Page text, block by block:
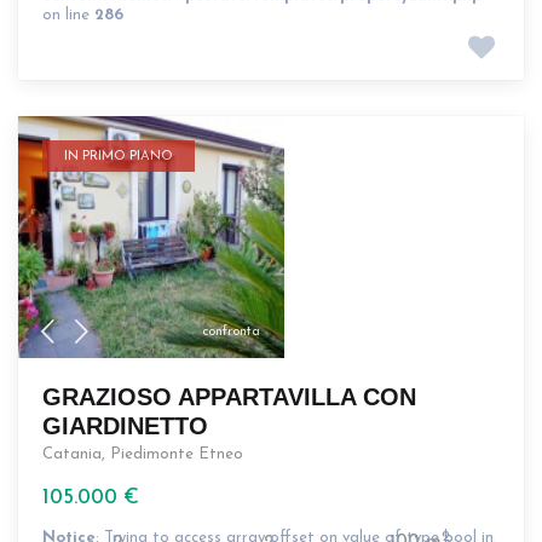
on line 286
confronta
IN PRIMO PIANO
GRAZIOSO APPARTAVILLA CON
GIARDINETTO
Catania, Piedimonte Etneo
105.000 €
2
Notice: Trying to access array offset on value of type bool in